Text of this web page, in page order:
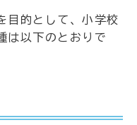
目的として、小学校
は以下のとおりで